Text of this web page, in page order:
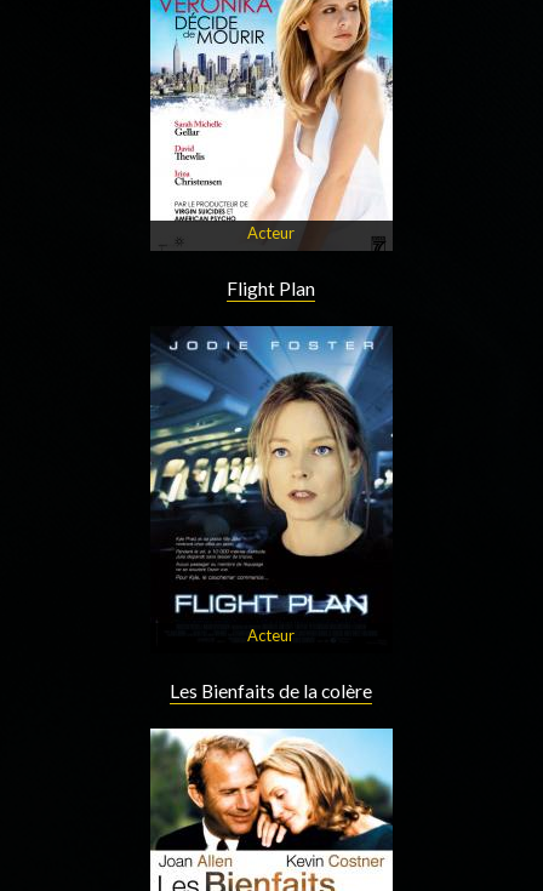
Acteur
Flight Plan
Acteur
Les Bienfaits de la colère